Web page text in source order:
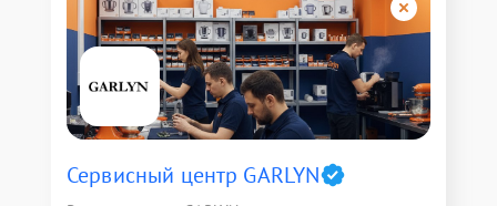
Сервисный центр GARLYN